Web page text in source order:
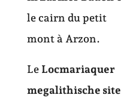
le cairn du petit
mont à Arzon.
Le Locmariaquer
megalithische site